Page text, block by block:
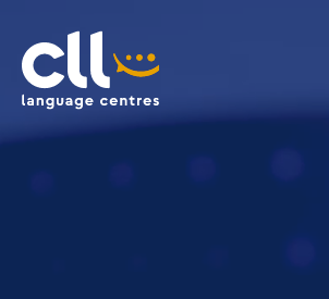
CLL